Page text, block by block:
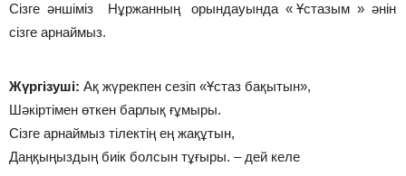
Сізге әншіміз Нұржанның орындауында « Ұстазым » әнін
сізге арнаймыз.
Жүргізуші: Ақ жүрекпен сезіп «Ұстаз бақытын»,
Шәкіртімен өткен барлық ғұмыры.
Сізге арнаймыз тілектің ең жақұтын,
Даңқыңыздың биік болсын тұғыры. – дей келе